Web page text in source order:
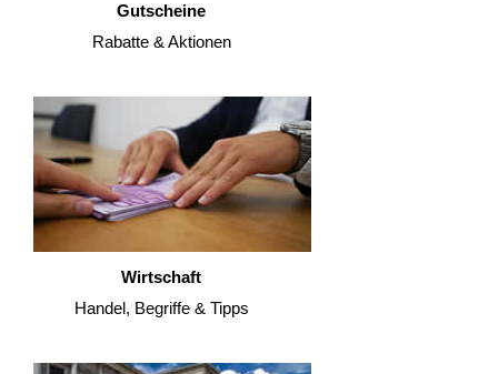
Gutscheine
Rabatte & Aktionen
Wirtschaft
Handel, Begriffe & Tipps